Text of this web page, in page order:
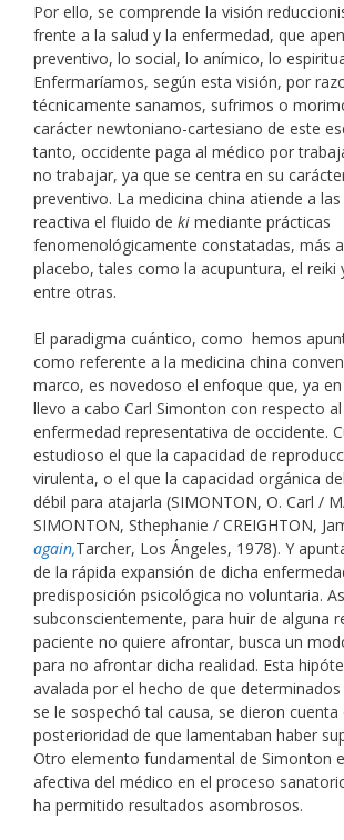
Por ello, se comprende la visión
frente a la salud y la enfermedad, que
preventivo, lo social, lo anímico, lo
Enfermaríamos, según esta visión, por
técnicamente sanamos, sufrimos o
carácter newtoniano-cartesiano de este
tanto, occidente paga al médico por
no trabajar, ya que se centra en su
preventivo. La medicina china atiende a
reactiva el fluido de ki mediante prácticas
fenomenológicamente constatadas, más
placebo, tales como la acupuntura, el reiki
entre otras.
El paradigma cuántico, como hemos
como referente a la medicina china
marco, es novedoso el enfoque que, ya
llevo a cabo Carl Simonton con respecto
enfermedad representativa de occidente.
estudioso el que la capacidad de
virulenta, o el que la capacidad orgánica
débil para atajarla (SIMONTON, O. Carl /
SIMONTON, Sthephanie / CREIGHTON,
again,Tarcher, Los Ángeles, 1978). Y
de la rápida expansión de dicha
predisposición psicológica no voluntaria.
subconscientemente, para huir de alguna
paciente no quiere afrontar, busca un
para no afrontar dicha realidad. Esta
avalada por el hecho de que
se le sospechó tal causa, se dieron cuenta
posterioridad de que lamentaban haber
Otro elemento fundamental de Simonton
afectiva del médico en el proceso
ha permitido resultados asombrosos.